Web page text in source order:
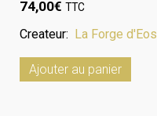
74,00€ TTC
Createur: La Forge d'Eos
Ajouter au panier